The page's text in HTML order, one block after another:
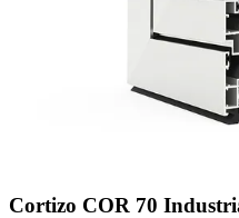
Cortizo COR 70